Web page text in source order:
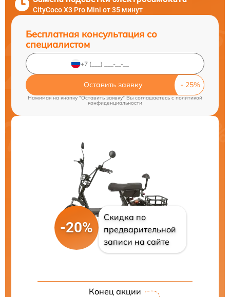
CityCoco X3 Pro Mini от 35 минут
Бесплатная консультация со
специалистом
Оставить заявку
Нажимая на кнопку "Оставить заявку" Вы соглашаетесь cполитикой
конфиденциальности
-20%
Скидка по
предварительной
записи на сайте
Конец акции